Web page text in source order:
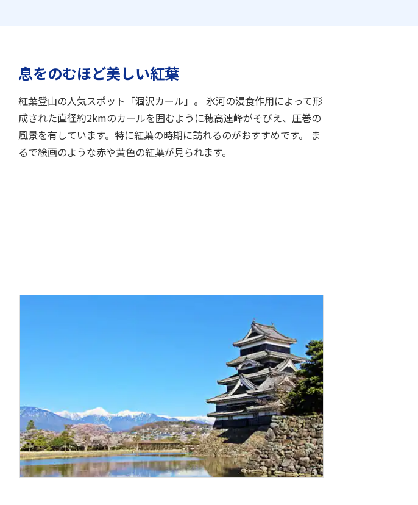
息をのむほど美しい紅葉
紅葉登山の人気スポット「涸沢カール」。 氷河の浸食作用によって形
成された直径約2kmのカールを囲むように穂高連峰がそびえ、圧巻の
風景を有しています。特に紅葉の時期に訪れるのがおすすめです。 ま
るで絵画のような赤や黄色の紅葉が見られます。